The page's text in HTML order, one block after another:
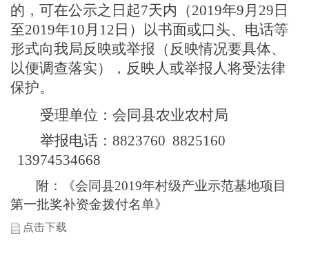
的，可在公示之日起7天内（2019年9 月 29 日
至2019年10 月 12 日）以书面或口头、电话等
形式向我局反映或举报（反映情况要具体、
以便调查落实），反映人或举报人将受法律
保护。
受理单位：会同县农业农村局
举报电话： 8823760 8825160
13974534668
附： 《会同县2019年村级产业示范基地项目
第一批奖补资金拨付名单》
点击下载